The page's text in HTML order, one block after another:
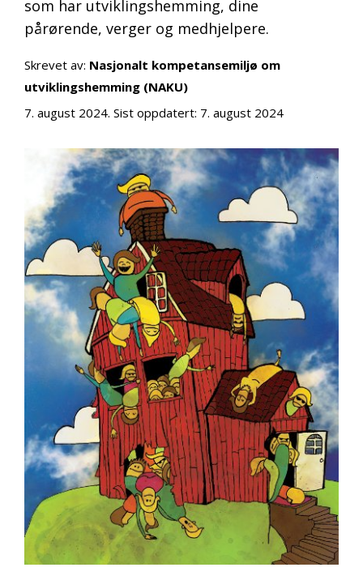
som har utviklingshemming, dine
pårørende, verger og medhjelpere.
Skrevet av: Nasjonalt kompetansemiljø om
utviklingshemming (NAKU)
7. august 2024. Sist oppdatert: 7. august 2024